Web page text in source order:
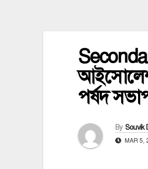
পর্ষদ
By Souvik
MAR 5,